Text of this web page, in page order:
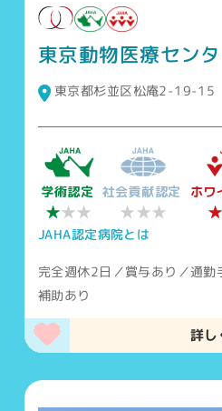
東京動物医療セン
東京都杉並区松庵2-19-15
学術認定
★★★
社会貢献認定
★★★
ホワ
JAHA認定病院とは
完全週休2日／賞与あり／通
補助あり
詳し